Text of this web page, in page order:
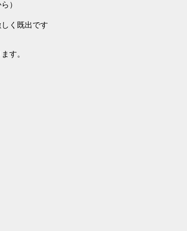
）
く既出です
す。